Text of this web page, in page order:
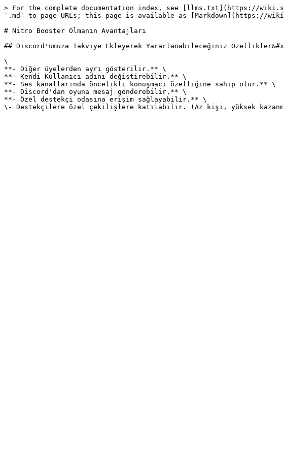
> For the complete documentation index, see [llms.txt](https://
`.md` to page URLs; this page is available as [Markdown](https://
# Nitro Booster Olmanın Avantajları
## Discord'umuza Takviye Ekleyerek Yararlanabileceğiniz
\
**- Diğer üyelerden ayrı gösterilir.** \
**- Kendi Kullanıcı adını değiştirebilir.** \
**- Ses kanallarında öncelikli konuşmacı özelliğine sahip olur.** \
**- Discord'dan oyuna mesaj gönderebilir.** \
**- Özel destekçi odasına erişim sağlayabilir.** \